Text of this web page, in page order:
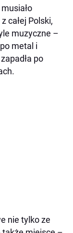
całej Polski,
muzyczne –
metal i
po
nie tylko ze